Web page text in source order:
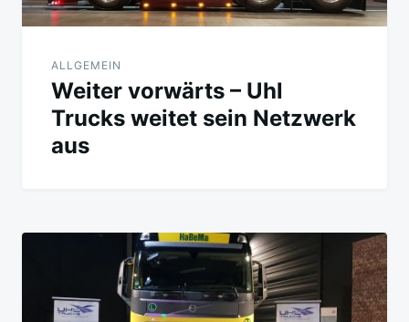
ALLGEMEIN
Weiter vorwärts – Uhl
Trucks weitet sein Netzwerk
aus